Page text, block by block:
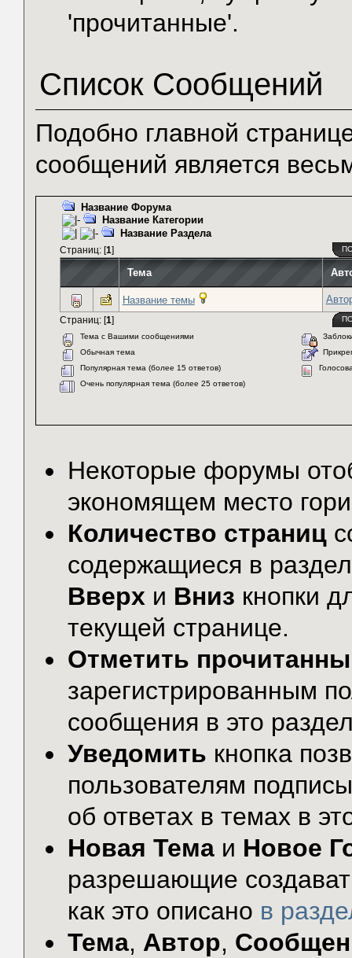
'прочитанные'.
Список Сообщений
Подобно главной
сообщений является
Название Форума
Название Категории
Название Раздела
Страниц: [1]
Тема
Название темы
Страниц: [1]
Тема с Вашими сообщениями
Обычная тема
Популярная тема (более 15 ответов)
Очень популярная тема (более 25 ответов)
Некоторые форумы
экономящем место
Количество страниц
содержащиеся в
Вверх и Вниз кнопки
текущей странице.
Отметить
зарегистрированным
сообщения в это
Уведомить кнопка
пользователям
об ответах в темах в
Новая Тема и Новое
разрешающие
как это описано в
Тема, Автор,